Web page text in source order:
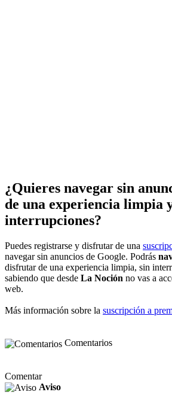
¿Quieres navegar sin
de una experiencia limpia
interrupciones?
Puedes registrarse y disfrutar de una
navegar sin anuncios de Google. Podrás
disfrutar de una experiencia limpia, sin
sabiendo que desde La Noción no vas a
web.
Más información sobre la suscripción a
Comentarios
Comentar
Aviso